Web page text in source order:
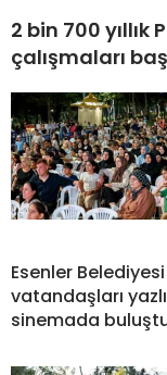
2 bin 700 yıllık
çalışmaları
Esenler Belediyesi
vatandaşları
sinemada